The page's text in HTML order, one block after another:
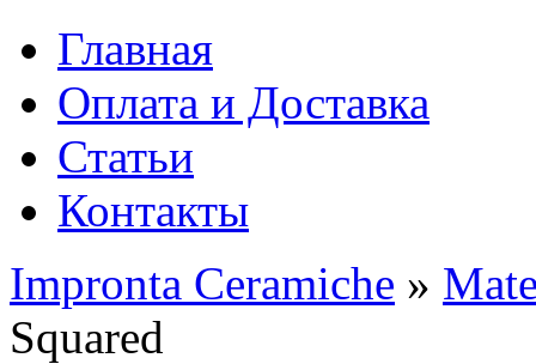
Главная
Оплата и Доставка
Статьи
Контакты
Impronta Ceramiche »
Squared